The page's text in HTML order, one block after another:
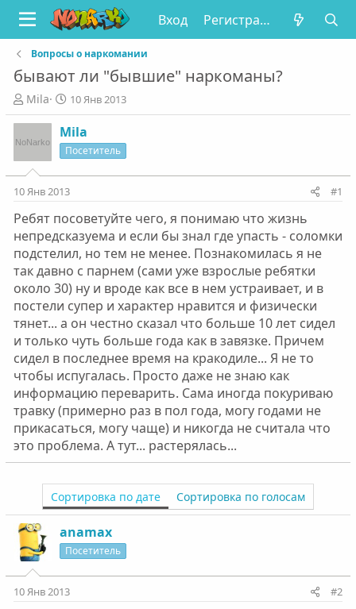
Вход Регистрация
Вопросы о наркомании
бывают ли "бывшие" наркоманы?
А
в
т
о
р
т
е
ы
Mila
Д
а
т
а
н
а
ч
л
а
10 Янв 2013
Mila
Посетитель
10 Янв 2013 #1
Ребят посоветуйте чего, я понимаю что жизнь
непредсказуема и если бы знал где упасть - соломки
подстелил, но тем не менее. Познакомилась я не
так давно с парнем (сами уже взрослые ребятки
около 30) ну и вроде как все в нем устраивает, и в
постели супер и характер нравится и физически
тянет... а он честно сказал что больше 10 лет сидел
и только чуть больше года как в завязке. Причем
сидел в последнее время на кракодиле... Я не то
чтобы испугалась. Просто даже не знаю как
информацию переварить. Сама иногда покуриваю
травку (примерно раз в пол года, могу годами не
прикасаться, могу чаще) и никогда не считала что
это проблема. А тут... растерялась...
Сортировка по дате Сортировка по голосам
anamax
Посетитель
10 Янв 2013 #2